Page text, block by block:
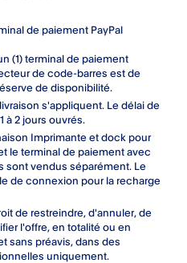
de paiement PayPal
(1) terminal de paiement
de code-barres est de
de disponibilité.
s'appliquent. Le délai de
à 2 jours ouvrés.
Imprimante et dock pour
le terminal de paiement avec
sont vendus séparément. Le
de connexion pour la recharge
de restreindre, d'annuler, de
l'offre, en totalité ou en
sans préavis, dans des
uniquement.